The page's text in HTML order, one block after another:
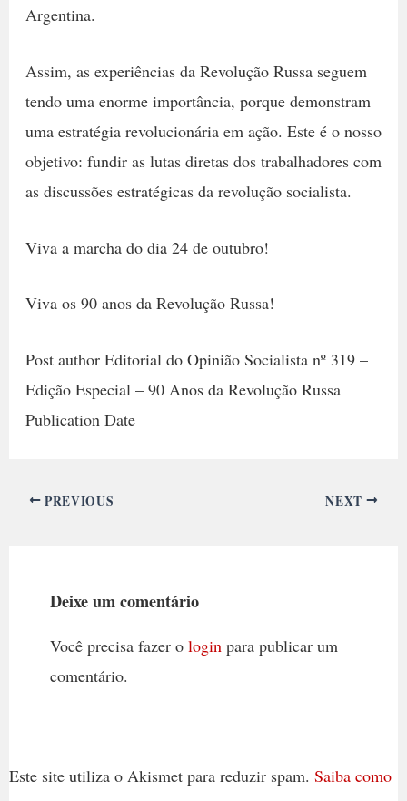
Argentina.
Assim, as experiências da Revolução Russa seguem
tendo uma enorme importância, porque demonstram
uma estratégia revolucionária em ação. Este é o nosso
objetivo: fundir as lutas diretas dos trabalhadores com
as discussões estratégicas da revolução socialista.
Viva a marcha do dia 24 de outubro!
Viva os 90 anos da Revolução Russa!
Post author Editorial do Opinião Socialista nº 319 –
Edição Especial – 90 Anos da Revolução Russa
Publication Date
PREVIOUS NEXT
Deixe um comentário
Você precisa fazer o loginpara publicar um
comentário.
Este site utiliza o Akismet para reduzir spam. Saiba como